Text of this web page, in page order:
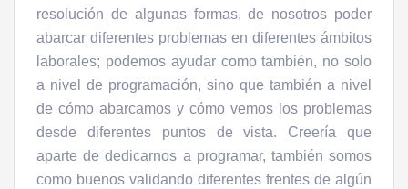
resolución de algunas formas, de nosotros poder
abarcar diferentes problemas en diferentes ámbitos
laborales; podemos ayudar como también, no solo
a nivel de programación, sino que también a nivel
de cómo abarcamos y cómo vemos los problemas
desde diferentes puntos de vista. Creería que
aparte de dedicarnos a programar, también somos
como buenos validando diferentes frentes de algún